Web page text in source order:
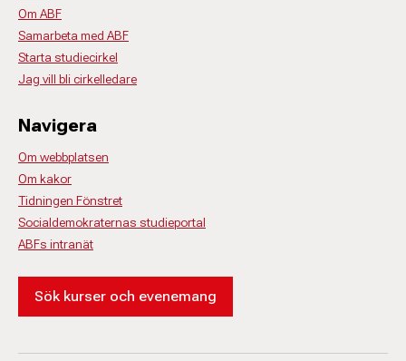
Om ABF
Samarbeta med ABF
Starta studiecirkel
Jag vill bli cirkelledare
Navigera
Om webbplatsen
Om kakor
Tidningen Fönstret
Socialdemokraternas studieportal
ABFs intranät
Sök kurser och evenemang